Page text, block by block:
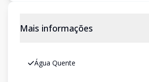
Mais informações
Água Quente